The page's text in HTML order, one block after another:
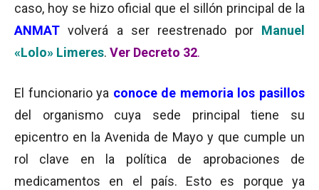
caso, hoy se hizo oficial que el sillón principal de la
ANMAT volverá a ser reestrenado por Manuel
«Lolo» Limeres. Ver Decreto 32.
El funcionario ya conoce de memoria los pasillos
del organismo cuya sede principal tiene su
epicentro en la Avenida de Mayo y que cumple un
rol clave en la política de aprobaciones de
medicamentos en el país. Esto es porque ya